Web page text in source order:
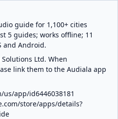
guide for 1,100+ cities
5 guides; works offline; 11
and Android.
Ltd. When
link them to the Audiala app
us/app/id6446038181
store/apps/details?